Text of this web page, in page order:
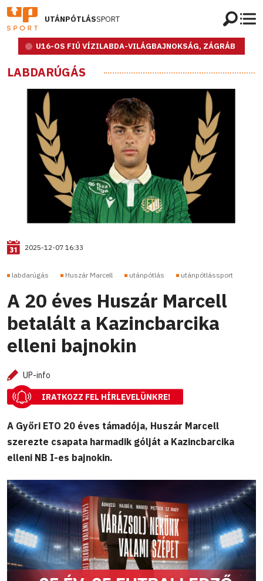
UTÁNPÓTLÁSSPORT
U16-OS FIÚ VÍZILABDA-VILÁGBAJNOKSÁG, ZÁGRÁB
LABDARÚGÁS
2025-12-07 16:33
labdarúgás Huszár Marcell utánpótlás utánpótlássport
A 20 éves Huszár Marcell
betalált a Kazincbarcika
elleni bajnokin
UP-info
IRATKOZZ FEL HÍRLEVELÜNKRE!
A Győri ETO 20 éves támadója, Huszár Marcell
szerezte csapata harmadik gólját a Kazincbarcika
elleni NB I-es bajnokin.